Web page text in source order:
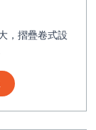
，摺疊卷式設